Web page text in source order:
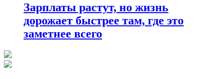
Зарплаты растут, но жизнь
дорожает быстрее там, где это
заметнее всего